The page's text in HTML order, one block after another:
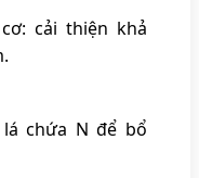
cải thiện khả
chứa N để bổ